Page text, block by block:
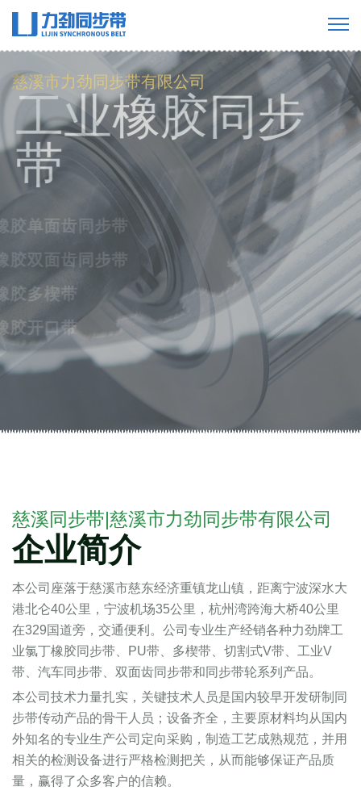
慈溪市力劲同步带有限公司
工业橡胶同步
带
橡胶单面齿同步带
橡胶双面齿同步带
橡胶多楔带
橡胶开口带
了解我们的产品
慈溪同步带|慈溪市力劲同步带有限公司
企业简介
本公司座落于慈溪市慈东经济重镇龙山镇，距离宁波深水大
港北仑40公里，宁波机场35公里，杭州湾跨海大桥40公里
在329国道旁，交通便利。公司专业生产经销各种力劲牌工
业氯丁橡胶同步带、PU带、多楔带、切割式V带、工业V
带、汽车同步带、双面齿同步带和同步带轮系列产品。
本公司技术力量扎实，关键技术人员是国内较早开发研制同
步带传动产品的骨干人员；设备齐全，主要原材料均从国内
外知名的专业生产公司定向采购，制造工艺成熟规范，并用
相关的检测设备进行严格检测把关，从而能够保证产品质
量，赢得了众多客户的信赖。